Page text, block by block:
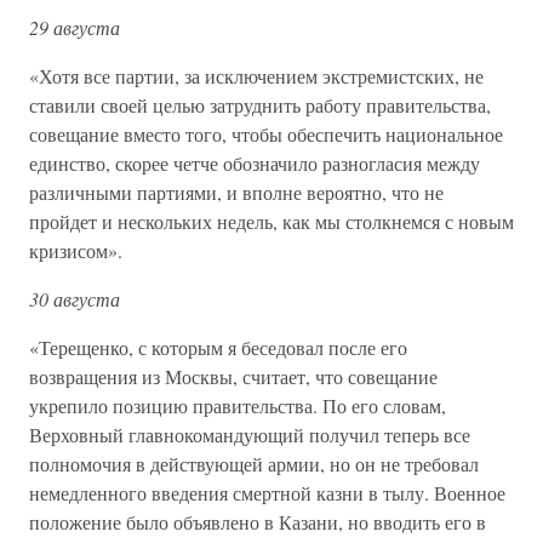
29 августа
«Хотя все партии, за исключением экстремистских, не
ставили своей целью затруднить работу правительства,
совещание вместо того, чтобы обеспечить национальное
единство, скорее четче обозначило разногласия между
различными партиями, и вполне вероятно, что не
пройдет и нескольких недель, как мы столкнемся с новым
кризисом».
30 августа
«Терещенко, с которым я беседовал после его
возвращения из Москвы, считает, что совещание
укрепило позицию правительства. По его словам,
Верховный главнокомандующий получил теперь все
полномочия в действующей армии, но он не требовал
немедленного введения смертной казни в тылу. Военное
положение было объявлено в Казани, но вводить его в